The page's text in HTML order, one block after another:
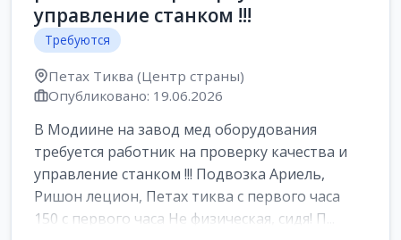
управление станком !!!
Требуются
Петах Тиква (Центр страны)
Опубликовано: 19.06.2026
В Модиине на завод мед оборудования
требуется работник на проверку качества и
управление станком !!! Подвозка Ариель,
Ришон лецион, Петах тиква с первого часа
150 с первого часа Не физическая, сидя! П...